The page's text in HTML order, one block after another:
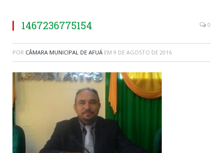
1467236775154 0
POR CÂMARA MUNICIPAL DE AFUÁ EM 9 DE AGOSTO DE 2016